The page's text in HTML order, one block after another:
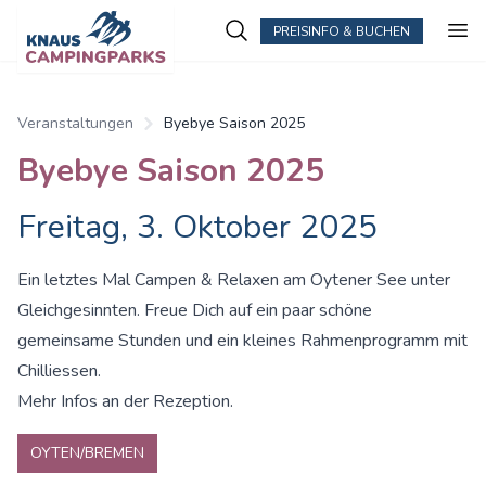
PREISINFO & BUCHEN
Veranstaltungen Byebye Saison 2025
Byebye Saison 2025
Freitag, 3. Oktober 2025
Ein letztes Mal Campen & Relaxen am Oytener See unter
Gleichgesinnten. Freue Dich auf ein paar schöne
gemeinsame Stunden und ein kleines Rahmenprogramm mit
Chilliessen.
Mehr Infos an der Rezeption.
OYTEN/BREMEN